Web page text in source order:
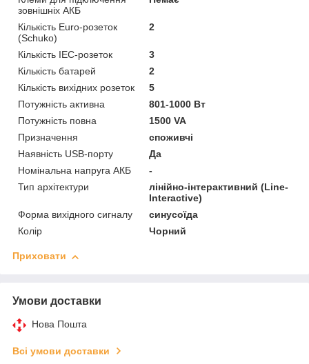
зовнішніх АКБ
Кількість Euro-розеток
(Schuko)
2
Кількість IEC-розеток
3
Кількість батарей
2
Кількість вихідних розеток
5
Потужність активна
801-1000 Вт
Потужність повна
1500 VA
Призначення
споживчі
Наявність USB-порту
Да
Номінальна напруга АКБ
-
Тип архітектури
лінійно-інтерактивний (Line-
Interactive)
Форма вихідного сигналу
синусоїда
Колір
Чорний
Приховати
Умови доставки
Нова Пошта
Всі умови доставки